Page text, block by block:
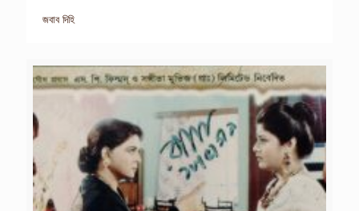
জবাব দিহি